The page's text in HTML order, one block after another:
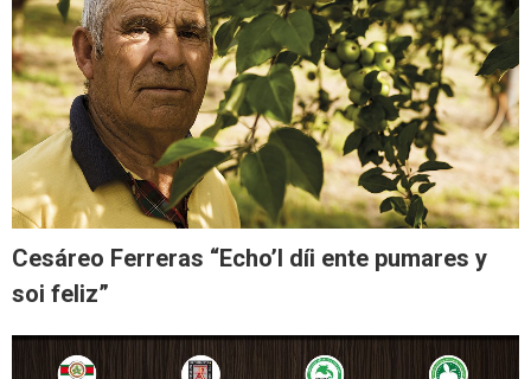
Cesáreo Ferreras “Echo’l díi ente pumares y
soi feliz”